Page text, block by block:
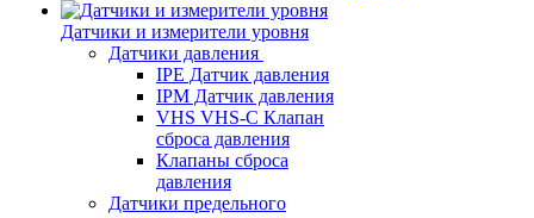
Датчики и измерители уровня
Датчики давления
IPE Датчик давления
IPM Датчик давления
VHS VHS-C Клапан
сброса давления
Клапаны сброса
давления
Датчики предельного